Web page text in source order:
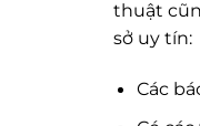
thuật
sở uy tín:
Các